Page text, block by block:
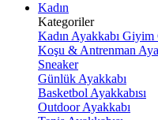
Kadın
Kategoriler
Kadın Ayakkabı Giyim
Koşu & Antrenman
Sneaker
Günlük Ayakkabı
Basketbol Ayakkabısı
Outdoor Ayakkabı